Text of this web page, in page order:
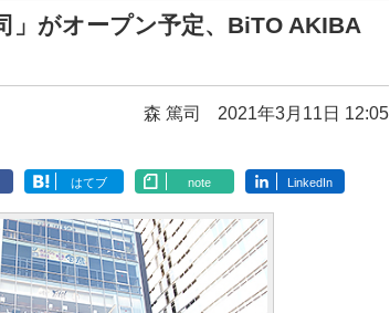
」がオープン予定、BiTO AKIBA
森 篤司 2021年3月11日 12:05
はてブ note LinkedIn